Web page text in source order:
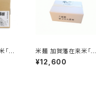
「巾
米麺 加賀藩在来米「巾
着」36食入
¥12,600